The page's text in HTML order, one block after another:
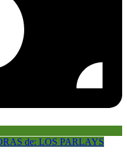
de: LOS PARLAYS